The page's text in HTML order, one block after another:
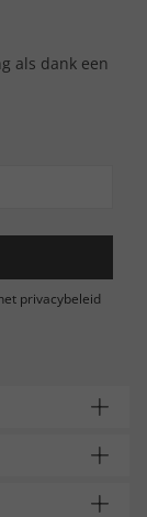
als dank een
privacybeleid